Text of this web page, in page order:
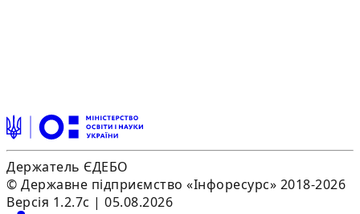
Держатель ЄДЕБО
© Державне підприємство «Інфоресурс» 2018-2026
Версія 1.2.7c | 05.08.2026